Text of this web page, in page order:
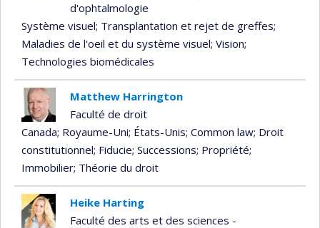
d'ophtalmologie
Système visuel; Transplantation et rejet de greffes;
Maladies de l'oeil et du système visuel; Vision;
Technologies biomédicales
Matthew Harrington
Faculté de droit
Canada; Royaume-Uni; États-Unis; Common law; Droit
constitutionnel; Fiducie; Successions; Propriété;
Immobilier; Théorie du droit
Heike Harting
Faculté des arts et des sciences -